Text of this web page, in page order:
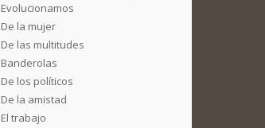
Evolucionamos
De la mujer
De las multitudes
Banderolas
De los políticos
De la amistad
El trabajo